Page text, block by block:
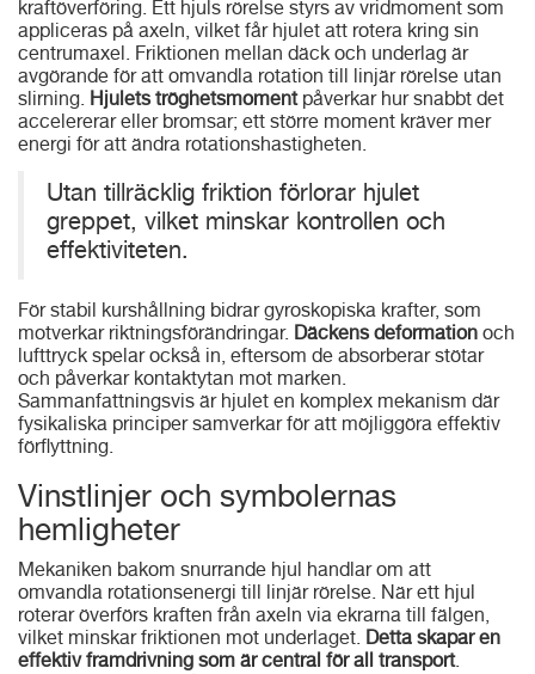
kraftöverföring. Ett hjuls rörelse styrs av vridmoment som
appliceras på axeln, vilket får hjulet att rotera kring sin
centrumaxel. Friktionen mellan däck och underlag är
avgörande för att omvandla rotation till linjär rörelse utan
slirning. Hjulets tröghetsmomentpåverkar hur snabbt det
accelererar eller bromsar; ett större moment kräver mer
energi för att ändra rotationshastigheten.
Utan tillräcklig friktion förlorar hjulet
greppet, vilket minskar kontrollen och
effektiviteten.
För stabil kurshållning bidrar gyroskopiska krafter, som
motverkar riktningsförändringar. Däckens deformation och
lufttryck spelar också in, eftersom de absorberar stötar
och påverkar kontaktytan mot marken.
Sammanfattningsvis är hjulet en komplex mekanism där
fysikaliska principer samverkar för att möjliggöra effektiv
förflyttning.
Vinstlinjer och symbolernas
hemligheter
Mekaniken bakom snurrande hjul handlar om att
omvandla rotationsenergi till linjär rörelse. När ett hjul
roterar överförs kraften från axeln via ekrarna till fälgen,
vilket minskar friktionen mot underlaget. Detta skapar en
effektiv framdrivning som är central för all transport.